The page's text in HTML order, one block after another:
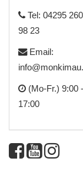
Tel: 04295 260
98 23
Email:
(Mo-Fr.) 9:00 -
17:00